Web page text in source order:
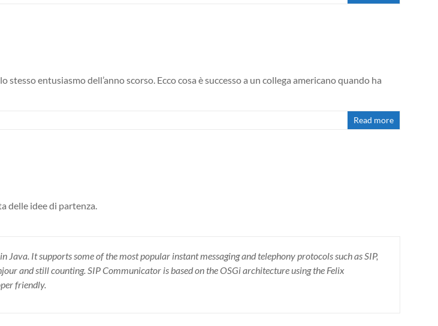
stesso entusiasmo dell’anno scorso. Ecco cosa è successo a un collega americano quando ha
Read more
delle idee di partenza.
It supports some of the most popular instant messaging and telephony protocols such as SIP,
and still counting. SIP Communicator is based on the OSGi architecture using the Felix
friendly.